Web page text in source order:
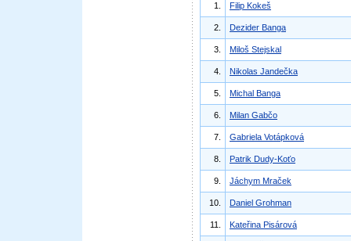
1. Filip Kokeš
2. Dezider Banga
3. Miloš Stejskal
4. Nikolas Jandečka
5. Michal Banga
6. Milan Gabčo
7. Gabriela Votápková
8. Patrik Dudy-Koťo
9. Jáchym Mraček
10. Daniel Grohman
11. Kateřina Pisárová